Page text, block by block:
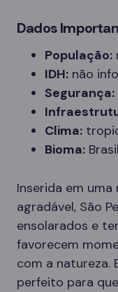
Dados
População:
IDH: não
Segurança:
Clima:
Bioma: Brasil
Inserida em
agradável, São
ensolarados e
favorecem
com a natureza.
perfeito para